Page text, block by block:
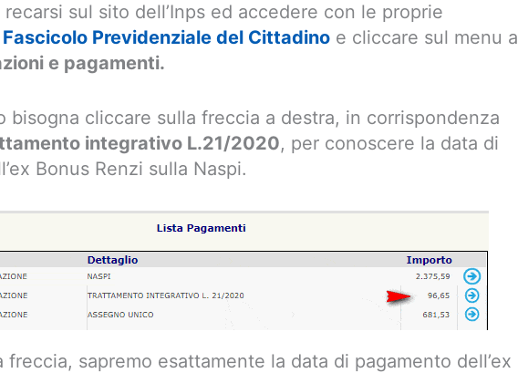
sul sito dell’Inps ed accedere con le proprie
Fascicolo Previdenziale del Cittadino e cliccare sul menu a
e pagamenti.
bisogna cliccare sulla freccia a destra, in corrispondenza
integrativo L.21/2020, per conoscere la data di
Bonus Renzi sulla Naspi.
freccia, sapremo esattamente la data di pagamento dell’ex